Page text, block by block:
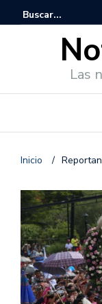
Las
Inicio /